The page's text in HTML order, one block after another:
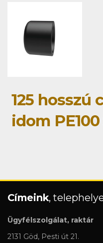
125 hosszú
idom PE100
Címeink,
Ügyfélszolgálat, raktár
2131 Göd, Pesti út 21.